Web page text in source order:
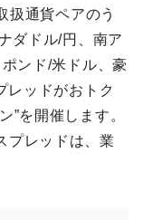
扱通貨ペアのう
ダドル/円、南ア
ンド/米ドル、豪
レッドがおトク
”を開催します。
プレッドは、業